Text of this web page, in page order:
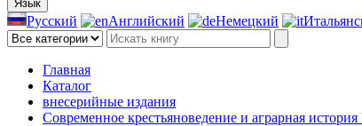
Язык
Русский Английский Немецкий
Главная
Каталог
внесерийные издания
Современное крестьяноведение и аграрная